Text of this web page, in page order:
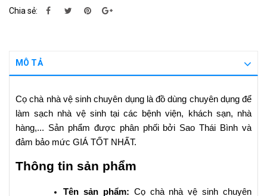
Chia sẻ:
MÔ TẢ
Cọ chà nhà vệ sinh chuyên dụng là đồ dùng chuyên dụng để
làm sạch nhà vệ sinh tại các bệnh viện, khách sạn, nhà
hàng,... Sản phẩm được phân phối bởi Sao Thái Bình và
đảm bảo mức GIÁ TỐT NHẤT.
Thông tin sản phẩm
Tên sản phẩm: Cọ chà nhà vệ sinh chuyên